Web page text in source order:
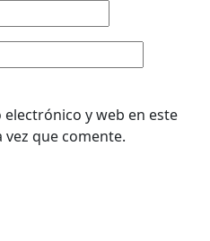
y web en este
que comente.